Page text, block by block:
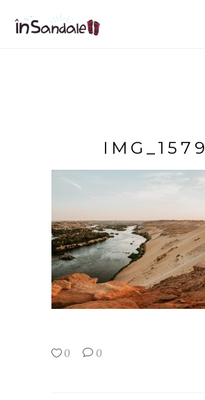
IMG_1579
0 0